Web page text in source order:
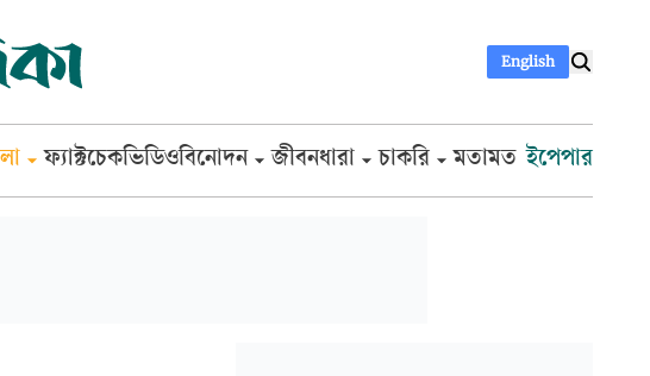
English
ফ্যাক্টচেকভিডিওবিনোদন জীবনধারা চাকরি মতামত ইপেপার